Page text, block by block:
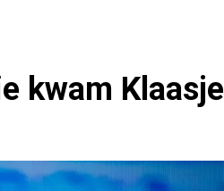
kwam Klaasje